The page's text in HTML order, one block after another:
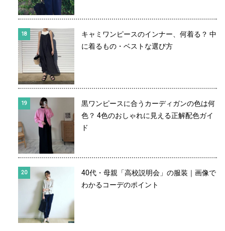
キャミワンピースのインナー、何着る？ 中
に着るもの・ベストな選び方
黒ワンピースに合うカーディガンの色は何
色？ 4色のおしゃれに見える正解配色ガイ
ド
40代・母親「高校説明会」の服装｜画像で
わかるコーデのポイント